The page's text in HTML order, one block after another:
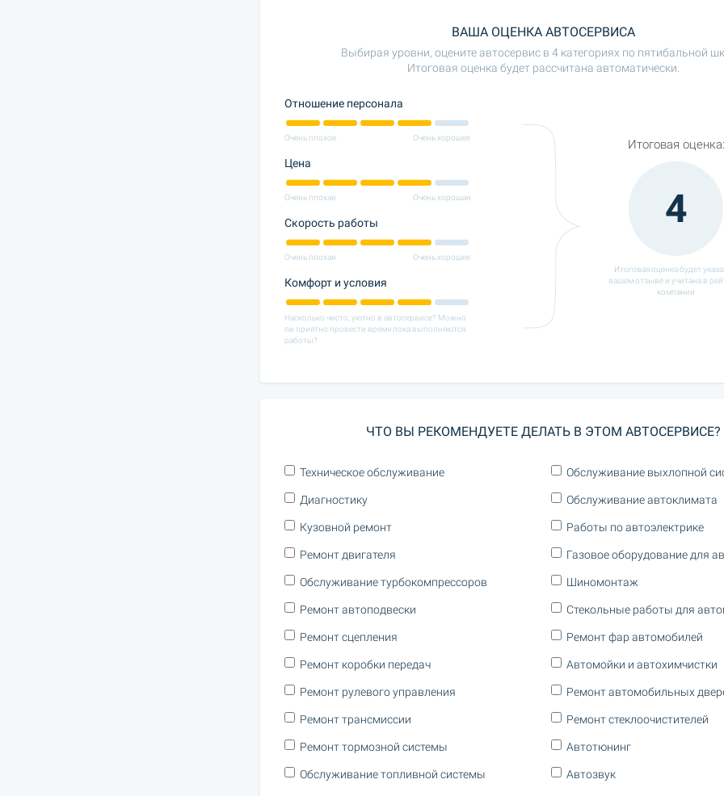
ВАША ОЦЕНКА АВТОСЕРВИСА
Выбирая уровни, оцените автосервис в 4 категориях по пятибальной
Итоговая оценка будет рассчитана автоматически.
Отношение персонала
Очень плохое Очень хорошее
Цена
Очень плохая Очень хорошая
Скорость работы
Очень плохая Очень хорошее
Комфорт и условия
Насколько чисто, уютно в автосервисе? Можно
ли приятно провести время пока выполняются
работы?
Итоговая оценка:
4
Итоговая оценка будет
вашем отзыве и учитана в
компании
ЧТО ВЫ РЕКОМЕНДУЕТЕ ДЕЛАТЬ В ЭТОМ АВТОСЕРВИСЕ?
Техническое обслуживание
Диагностику
Кузовной ремонт
Ремонт двигателя
Обслуживание турбокомпрессоров
Ремонт автоподвески
Ремонт сцепления
Ремонт коробки передач
Ремонт рулевого управления
Ремонт трансмиссии
Ремонт тормозной системы
Обслуживание топливной системы
Обслуживание выхлопной
Обслуживание автоклимата
Работы по автоэлектрике
Газовое оборудование для
Шиномонтаж
Стекольные работы для
Ремонт фар автомобилей
Автомойки и автохимчистки
Ремонт автомобильных
Ремонт стеклоочистителей
Автотюнинг
Автозвук